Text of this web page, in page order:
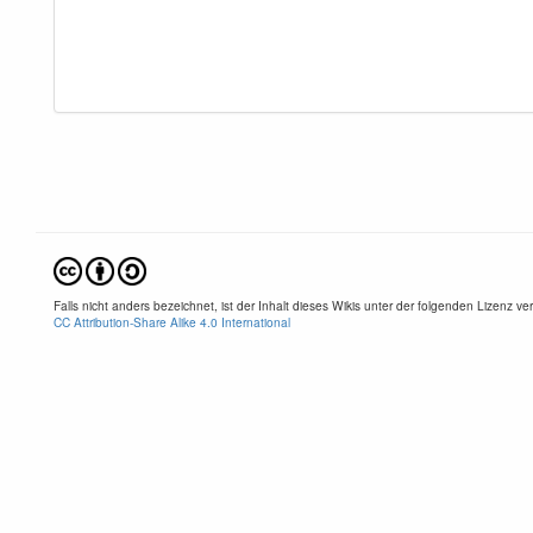
Falls nicht anders bezeichnet, ist der Inhalt dieses Wikis unter der folgenden Lizenz
CC Attribution-Share Alike 4.0 International